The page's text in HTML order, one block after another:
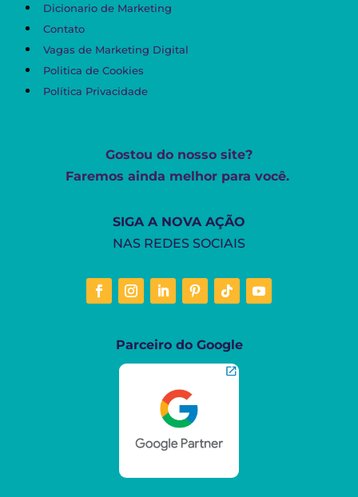
Dicionario de Marketing
Contato
Vagas de Marketing Digital
Politica de Cookies
Política Privacidade
Gostou do nosso site?
Faremos ainda melhor para você.
SIGA A NOVA AÇÃO
NAS REDES SOCIAIS
Parceiro do Google